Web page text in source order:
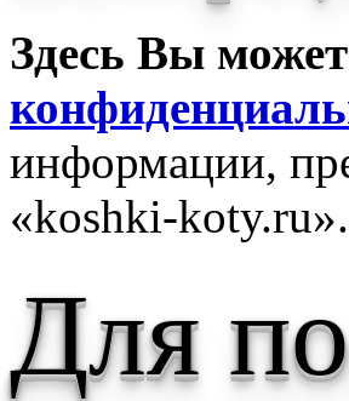
Здесь Вы
информации,
«koshki-koty.ru».
Для